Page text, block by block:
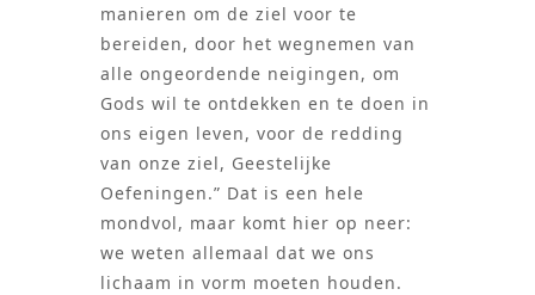
manieren om de ziel voor te
bereiden, door het wegnemen van
alle ongeordende neigingen, om
Gods wil te ontdekken en te doen in
ons eigen leven, voor de redding
van onze ziel, Geestelijke
Oefeningen.” Dat is een hele
mondvol, maar komt hier op neer:
we weten allemaal dat we ons
lichaam in vorm moeten houden.